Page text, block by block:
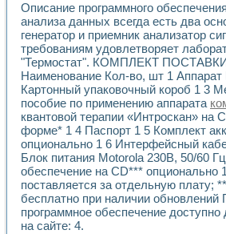
Описание программного
анализа данных всегда есть два
генератор и приемник анализатор
требованиям удовлетворяет
"Термостат". КОМПЛЕКТ
Наименование Кол-во, шт 1 Аппарат
Картонный упаковочный короб 1 3
пособие по применению аппарата
квантовой терапии «Интроскан» на
форме* 1 4 Паспорт 1 5 Комплект
опционально 1 6 Интерфейсный
Блок питания Motorola 230В, 50/60
обеспечение на CD*** опционально
поставляется за отдельную плату;
бесплатно при наличии обновлений
программное обеспечение доступно
на сайте: 4.